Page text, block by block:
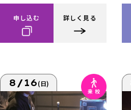
申し込む 詳しく見る
8/16(日)